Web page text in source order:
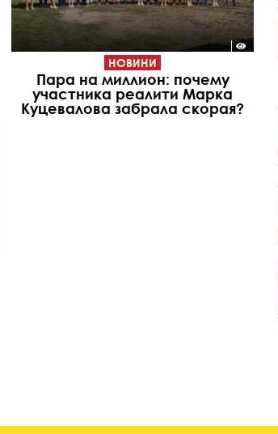
НОВИНИ
Пара на миллион: почему
участника реалити Марка
Куцевалова забрала скорая?